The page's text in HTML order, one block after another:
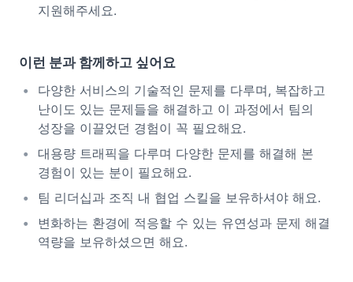
지원해주세요.
이런 분과 함께하고 싶어요
다양한 서비스의 기술적인 문제를 다루며, 복잡하고
난이도 있는 문제들을 해결하고 이 과정에서 팀의
성장을 이끌었던 경험이 꼭 필요해요.
대용량 트래픽을 다루며 다양한 문제를 해결해 본
경험이 있는 분이 필요해요.
팀 리더십과 조직 내 협업 스킬을 보유하셔야 해요.
변화하는 환경에 적응할 수 있는 유연성과 문제 해결
역량을 보유하셨으면 해요.